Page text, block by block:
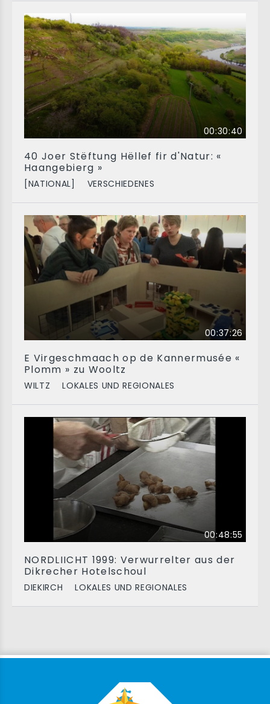
00:30:40
40 Joer Stëftung Hëllef fir d'Natur: «
Haangebierg »
[NATIONAL] VERSCHIEDENES
00:37:26
E Virgeschmaach op de Kannermusée «
Plomm » zu Wooltz
WILTZ LOKALES UND REGIONALES
00:48:55
NORDLIICHT 1999: Verwurrelter aus der
Dikrecher Hotelschoul
DIEKIRCH LOKALES UND REGIONALES